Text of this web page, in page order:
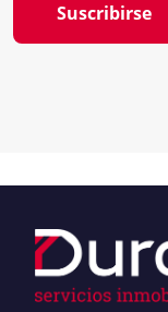
Suscribirse